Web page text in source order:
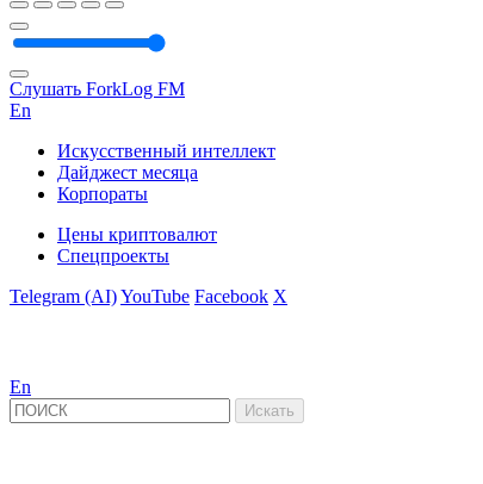
Слушать ForkLog FM
En
Искусственный интеллект
Дайджест месяца
Корпораты
Цены криптовалют
Спецпроекты
Telegram (AI)YouTube Facebook X
En